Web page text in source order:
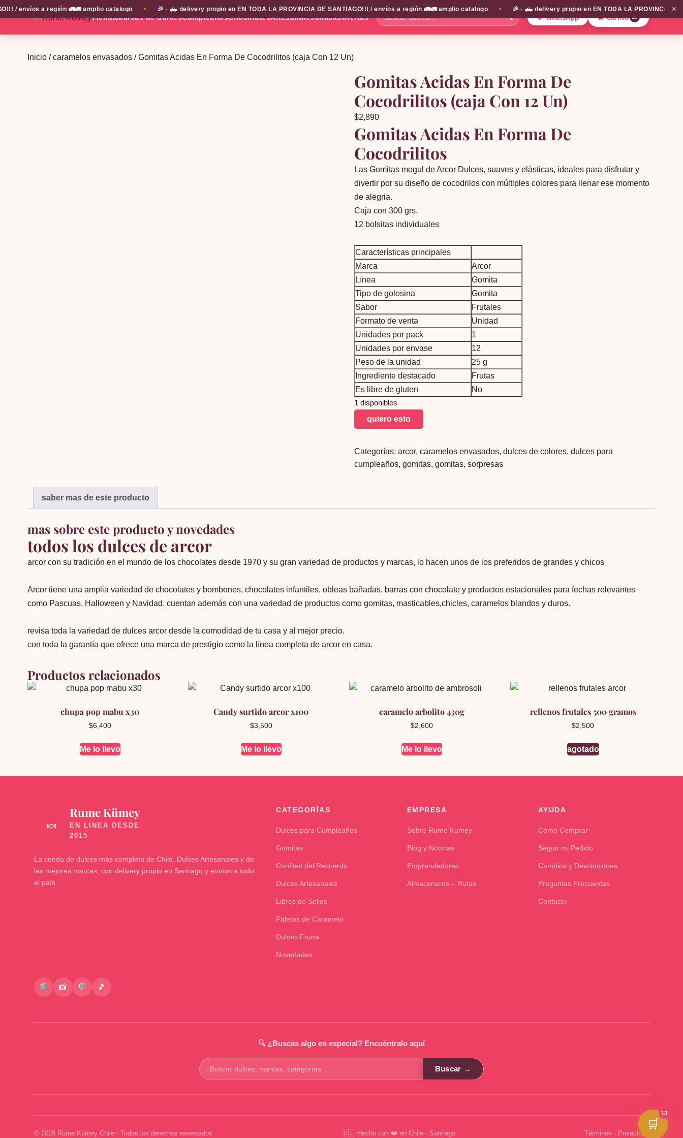
a región 🚛🚛 amplio catalogo ✦ 🎉 · 🛻 delivery propio en EN TODA LA PROVINCIA DE SANTIAGO!!! / envíos a región 🚛🚛 amplio catalogo ✦ 🎉 · 🛻 delivery propio en EN TODA LA PROVINCIA DE ✕
TiendaMarcas de dulcesCumpleañosChocolatesArtesanalesSnacksOfertas
Buscar
dulces...
🔍 💬 WhatsApp 🛒 Carrito
Inicio/caramelos envasados/ Gomitas Acidas En Forma De Cocodrilitos (caja Con 12 Un)
Gomitas Acidas En Forma De
Cocodrilitos (caja Con 12 Un)
$2,890
Gomitas Acidas En Forma De
Cocodrilitos
Las Gomitas mogul de Arcor Dulces, suaves y elásticas, ideales para disfrutar y
divertir por su diseño de cocodrilos con múltiples colores para llenar ese momento
de alegria.
Caja con 300 grs.
12 bolsitas individuales
Características principales
Marca
Arcor
Línea
Gomita
Tipo de golosina
Gomita
Sabor
Frutales
Formato de venta
Unidad
Unidades por pack
1
Unidades por envase
12
Peso de la unidad
25 g
Ingrediente destacado
Frutas
Es libre de gluten
No
1 disponibles
Gomitas
Acidas
Forma
De
quiero esto
Categorías: arcor, caramelos envasados, dulces de colores, dulces para
cumpleaños, gomitas, gomitas, sorpresas
saber mas de este producto
mas sobre este producto y novedades
todos los dulces de arcor
arcor con su tradición en el mundo de los chocolates desde 1970 y su gran variedad de productos y marcas, lo hacen unos de los preferidos de grandes y chicos
Arcor tiene una amplia variedad de chocolates y bombones, chocolates infantiles, obleas bañadas, barras con chocolate y productos estacionales para fechas relevantes
como Pascuas, Halloween y Navidad. cuentan además con una variedad de productos como gomitas, masticables,chicles, caramelos blandos y duros.
revisa toda la variedad de dulces arcor desde la comodidad de tu casa y al mejor precio.
con toda la garantía que ofrece una marca de prestigio como la línea completa de arcor en casa.
Productos relacionados
chupa pop mabu x30
$6,400
Me lo llevo
Candy surtido arcor x100
$3,500
Me lo llevo
caramelo arbolito 430g
$2,600
Me lo llevo
rellenos frutales 500 gramos
$2,500
agotado
🍬
Rume Kümey
La tienda de dulces más completa de Chile. Dulces Artesanales y de
las mejores marcas, con delivery propio en Santiago y envíos a todo
el país.
📘 📸 💬 🎵
CATEGORÍAS
Dulces para Cumpleaños
Gomitas
Confites del Recuerdo
Dulces Artesanales
Libres de Sellos
Paletas de Caramelo
Dulces Fruna
Novedades
EMPRESA
Sobre Rume Kumey
Blog y Noticias
Emprendedores
Almaceneros – Rutas
AYUDA
Cómo Comprar
Seguir mi Pedido
Cambios y Devoluciones
Preguntas Frecuentes
Contacto
🔍 ¿Buscas algo en especial? Encuéntralo aquí
Buscar
productos
Buscar →
© 2026 Rume Kümey Chile · Todos los derechos reservados 🇨🇱 Hecho con ❤️ en Chile · Santiago Términos · Privacidad
🛒
13